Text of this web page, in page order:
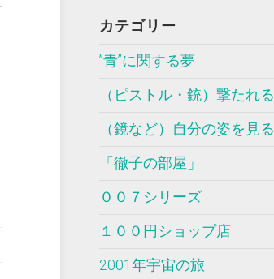
カテゴリー
”青”に関する夢
（ピストル・銃）撃たれる
（鏡など）自分の姿を見る
「徹子の部屋」
００７シリーズ
１００円ショップ店
2001年宇宙の旅